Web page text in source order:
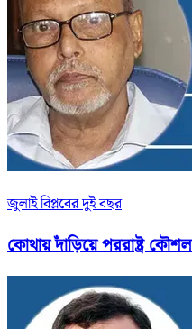
জুলাই বিপ্লবের দুই বছর
কোথায় দাঁড়িয়ে পররাষ্ট্র কৌশল